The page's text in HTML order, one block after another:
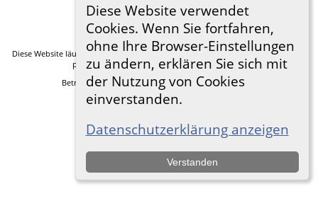
Diese Website verwendet
Cookies. Wenn Sie fortfahren,
ohne Ihre Browser-Einstellungen
zu ändern, erklären Sie sich mit
der Nutzung von Cookies
einverstanden.
Datenschutzerklärung anzeigen
Verstanden
Zur Desktop-Webseite wechseln
Diese Website läuft mit The Next Generation of Genealogy Sitebuildingv. 14.0.5,
programmiert von Darrin Lythgoe © 2001-2026.
Betreut vonFrank Heimann. |Datenschutzerklärung